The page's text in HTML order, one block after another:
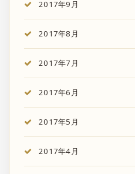
2017年9月
2017年8月
2017年7月
2017年6月
2017年5月
2017年4月